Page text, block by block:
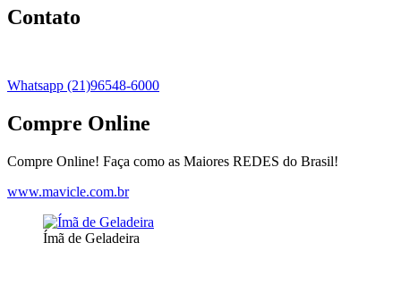
Contato
Whatsapp (21)96548-6000
Compre Online
Compre Online! Faça como as Maiores REDES do Brasil!
www.mavicle.com.br
Ímã de Geladeira